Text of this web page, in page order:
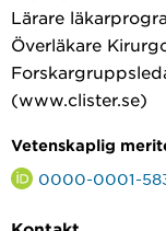
Lärare
Överläkare
(www.clister.se)
Vetenskaplig
0000-0001-